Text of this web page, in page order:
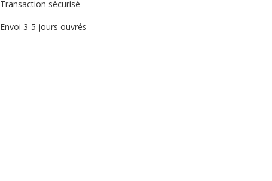
Transaction sécurisé
Envoi 3-5 jours ouvrés